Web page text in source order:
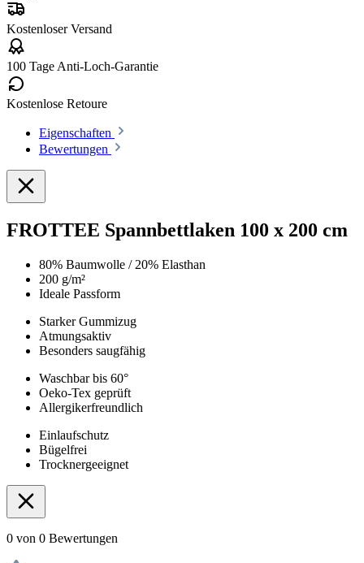
Kostenloser Versand
100 Tage Anti-Loch-Garantie
Kostenlose Retoure
Eigenschaften
Bewertungen
FROTTEE Spannbettlaken 100 x 200 cm
80% Baumwolle / 20% Elasthan
200 g/m²
Ideale Passform
Starker Gummizug
Atmungsaktiv
Besonders saugfähig
Waschbar bis 60°
Oeko-Tex geprüft
Allergikerfreundlich
Einlaufschutz
Bügelfrei
Trocknergeeignet
0 von 0 Bewertungen